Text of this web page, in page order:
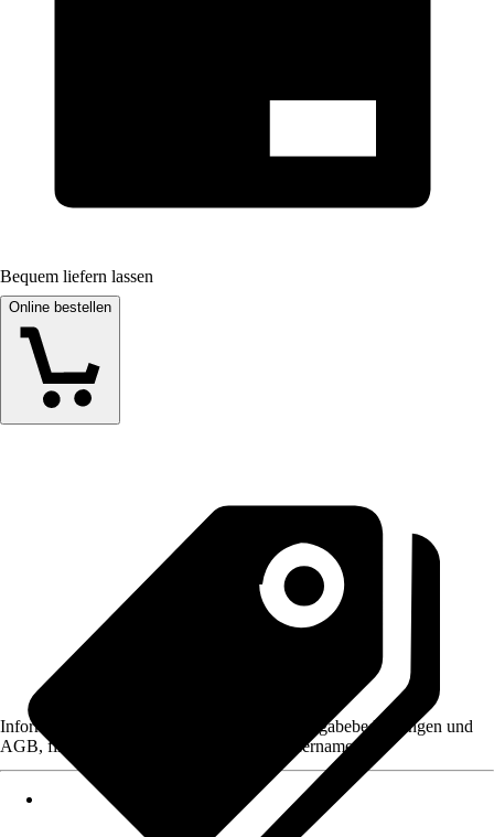
Bequem liefern lassen
Online bestellen
Informationen des Verkäufers, wie z. B. Rückgabebedingungen und
AGB, finden Sie bei Klick auf den Verkäufernamen.